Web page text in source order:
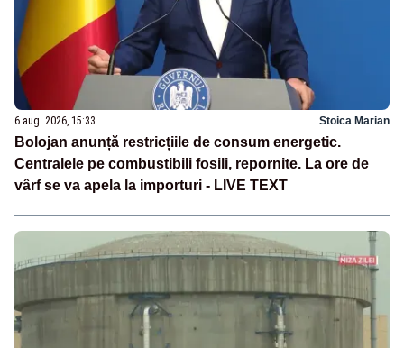
6 aug. 2026, 15:33 Stoica Marian
Bolojan anunță restricțiile de consum energetic.
Centralele pe combustibili fosili, repornite. La ore de
vârf se va apela la importuri - LIVE TEXT